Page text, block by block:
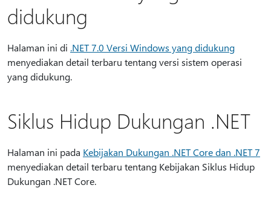
didukung
Halaman ini di .NET 7.0 Versi Windows yang didukung
menyediakan detail terbaru tentang versi sistem operasi
yang didukung.
Siklus Hidup Dukungan .NET
Halaman ini pada Kebijakan Dukungan .NET Core dan .NET 7
menyediakan detail terbaru tentang Kebijakan Siklus Hidup
Dukungan .NET Core.